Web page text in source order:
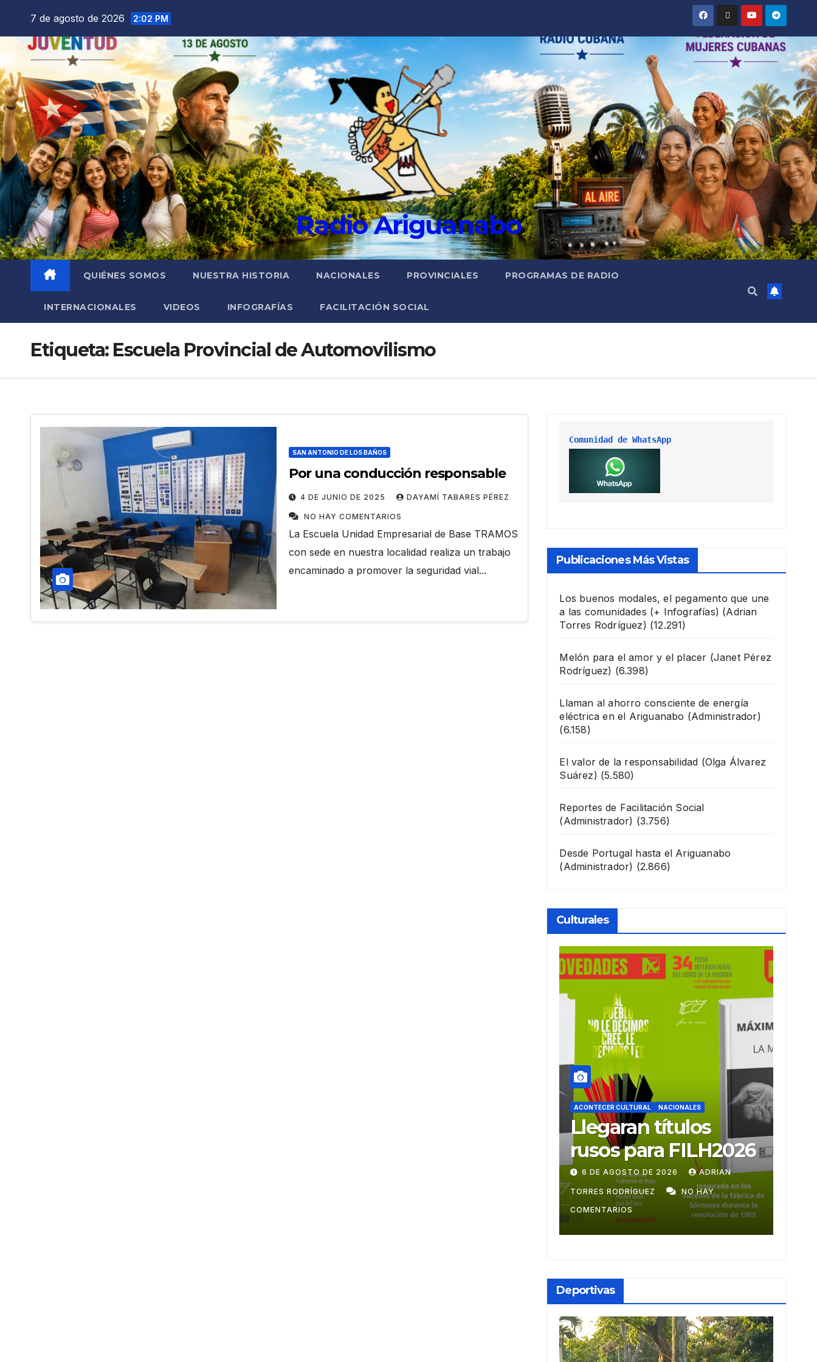
7 de agosto de 2026 2:02 PM
Radio Ariguanabo
QUIÉNES SOMOS NUESTRA HISTORIA NACIONALES PROVINCIALES PROGRAMAS DE RADIO
INTERNACIONALES VIDEOS INFOGRAFÍAS FACILITACIÓN SOCIAL
Etiqueta: Escuela Provincial de Automovilismo
SAN ANTONIO DE LOS BAÑOS
Por una conducción responsable
4 DE JUNIO DE 2025 DAYAMÍ TABARES PÉREZ
NO HAY COMENTARIOS
La Escuela Unidad Empresarial de Base TRAMOS
con sede en nuestra localidad realiza un trabajo
encaminado a promover la seguridad vial...
Comunidad de WhatsApp
Publicaciones Más Vistas
Los buenos modales, el pegamento que une
a las comunidades (+ Infografías) (Adrian
Torres Rodríguez) (12.291)
Melón para el amor y el placer (Janet Pérez
Rodríguez) (6.398)
Llaman al ahorro consciente de energía
eléctrica en el Ariguanabo (Administrador)
(6.158)
El valor de la responsabilidad (Olga Álvarez
Suárez) (5.580)
Reportes de Facilitación Social
(Administrador) (3.756)
Desde Portugal hasta el Ariguanabo
(Administrador) (2.866)
Culturales
rusos para FILH2026
ACONTECER CULTURAL
Ballet Laura Alonso
emprende gira
centroamericana
28 DE JULIO DE 2026 ADRIAN TORRES
RODRÍGUEZ NO HAY COMENTARIOS
Deportivas